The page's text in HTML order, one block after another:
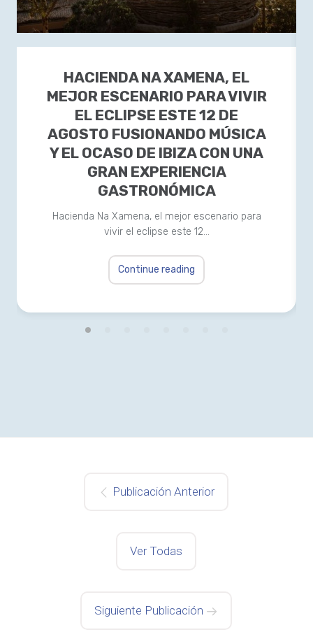
HACIENDA NA XAMENA, EL
MEJOR ESCENARIO PARA VIVIR
EL ECLIPSE ESTE 12 DE
AGOSTO FUSIONANDO MÚSICA
Y EL OCASO DE IBIZA CON UNA
GRAN EXPERIENCIA
GASTRONÓMICA
Hacienda Na Xamena, el mejor escenario para
vivir el eclipse este 12…
Continue reading
Publicación Anterior
Ver Todas
Siguiente Publicación